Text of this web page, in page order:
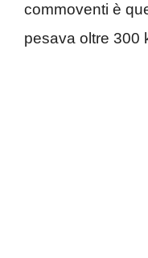
commoventi è
pesava oltre 300